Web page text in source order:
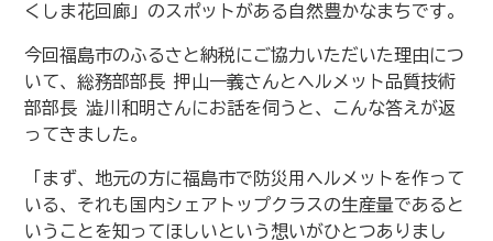
くしま花回廊」のスポットがある自然豊かなまちです。
今回福島市のふるさと納税にご協力いただいた理由につ
いて、総務部部長 押山一義さんとヘルメット品質技術
部部長 澁川和明さんにお話を伺うと、こんな答えが返
ってきました。
「まず、地元の方に福島市で防災用ヘルメットを作って
いる、それも国内シェアトップクラスの生産量であると
いうことを知ってほしいという想いがひとつありまし